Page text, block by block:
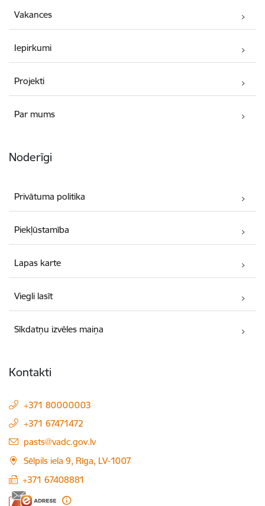
Vakances
Iepirkumi
Projekti
Par mums
Noderīgi
Privātuma politika
Piekļūstamība
Lapas karte
Viegli lasīt
Sīkdatņu izvēles maiņa
Kontakti
+371 80000003
+371 67471472
E-pasts:
pasts@vadc.gov.lv
Sēlpils iela 9, Rīga, LV-1007
+371 67408881